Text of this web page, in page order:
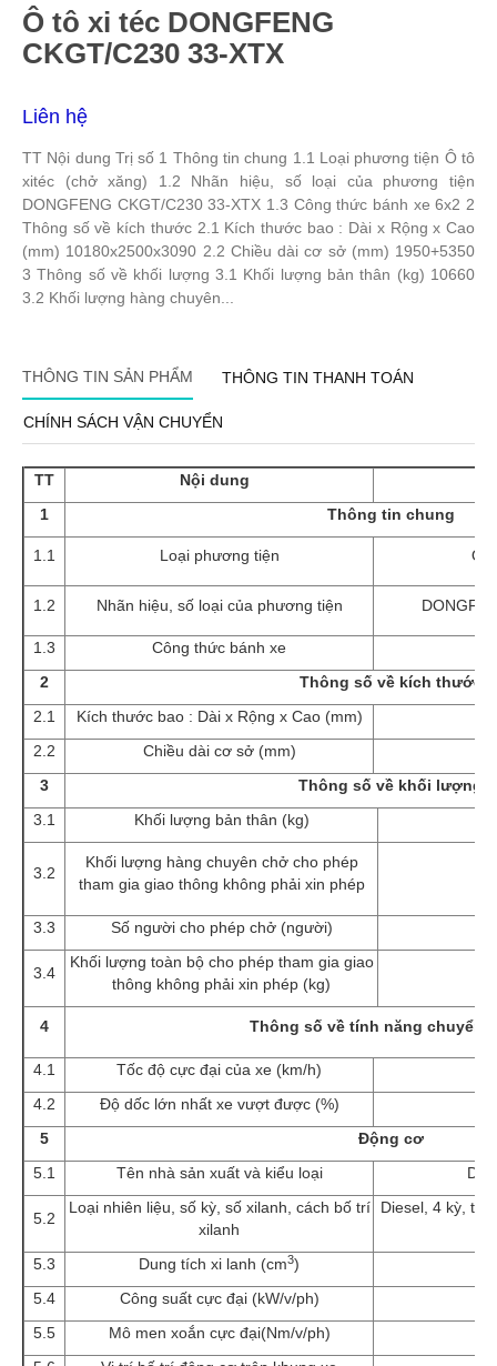
Ô tô xi téc DONGFENG
CKGT/C230 33-XTX
Liên hệ
TT Nội dung Trị số 1 Thông tin chung 1.1 Loại phương tiện Ô tô
xitéc (chở xăng) 1.2 Nhãn hiệu, số loại của phương tiện
DONGFENG CKGT/C230 33-XTX 1.3 Công thức bánh xe 6x2 2
Thông số về kích thước 2.1 Kích thước bao : Dài x Rộng x Cao
(mm) 10180x2500x3090 2.2 Chiều dài cơ sở (mm) 1950+5350
3 Thông số về khối lượng 3.1 Khối lượng bản thân (kg) 10660
3.2 Khối lượng hàng chuyên...
THÔNG TIN SẢN PHẨM THÔNG TIN THANH TOÁN
CHÍNH SÁCH VẬN CHUYỂN
TT
Nội dung
1
Thông tin chung
1.1 Loại phương tiện Ô
1.2 Nhãn hiệu, số loại của phương tiện
1.3
Công thức bánh xe
2
Thông số về kích thước
2.1
Kích thước bao : Dài x Rộng x Cao (mm)
2.2
Chiều dài cơ sở (mm)
3
Thông số về khối lượng
3.1
Khối lượng bản thân (kg)
3.2
Khối lượng hàng chuyên chở cho phép
tham gia giao thông không phải xin phép
3.3 Số người cho phép chở (người)
3.4
Khối lượng toàn bộ cho phép tham gia giao
thông không phải xin phép (kg)
4 Thông số về tính năng chuyển
4.1
Tốc độ cực đại của xe (km/h)
4.2
Độ dốc lớn nhất xe vượt được (%)
5
Động cơ
5.1
Tên nhà sản xuất và kiểu loại
5.2
Loại nhiên liệu, số kỳ, số xilanh, cách bố trí
xilanh
Diesel, 4 kỳ,
5.3
Dung tích xi lanh (cm3)
5.4
Công suất cực đại (kW/v/ph)
5.5
Mô men xoắn cực đại(Nm/v/ph)